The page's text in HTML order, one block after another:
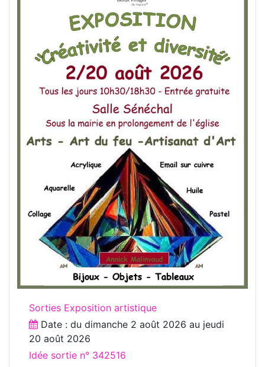
Sorties Exposition artistique
Date : du dimanche 2 août 2026 au jeudi
20 août 2026
Idée sortie n° 342516